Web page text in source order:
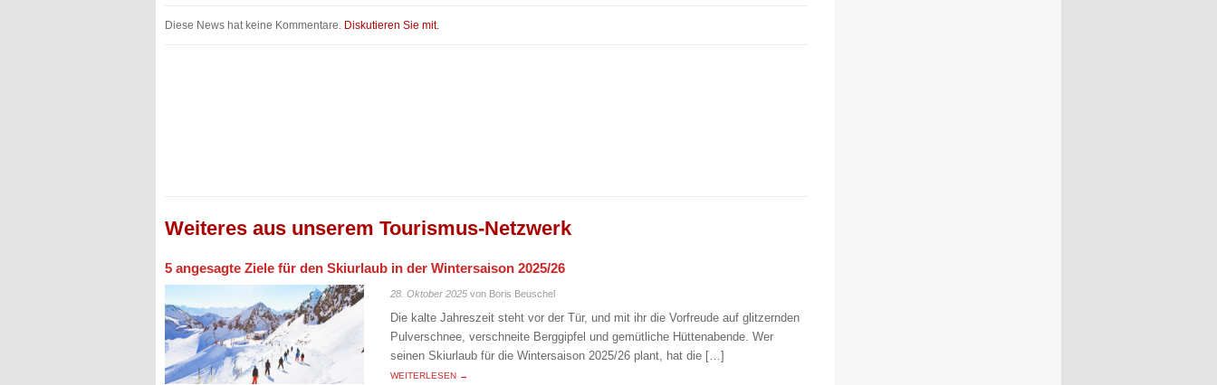
Diese News hat keine Kommentare. Diskutieren Sie mit.
Weiteres aus unserem Tourismus-Netzwerk
5 angesagte Ziele für den Skiurlaub in der Wintersaison 2025/26
28. Oktober 2025 von Boris Beuschel
Die kalte Jahreszeit steht vor der Tür, und mit ihr die Vorfreude auf glitzernden
Pulverschnee, verschneite Berggipfel und gemütliche Hüttenabende. Wer
seinen Skiurlaub für die Wintersaison 2025/26 plant, hat die […]
WEITERLESEN →